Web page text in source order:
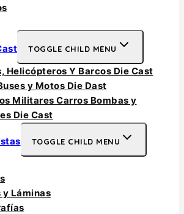
TOGGLE CHILD MENU
Helicópteros Y Barcos Die Cast
y Motos Die Dast
Militares Carros Bombas y
Die Cast
TOGGLE CHILD MENU
Láminas